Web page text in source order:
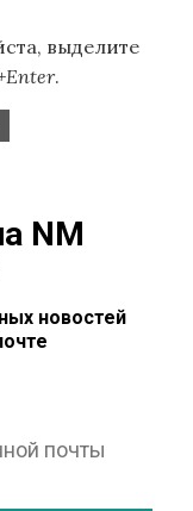
выделите
.
NM
новостей